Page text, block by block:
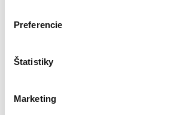
Preferencie
Štatistiky
Marketing